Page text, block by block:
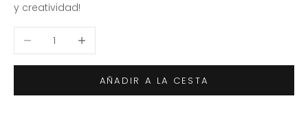
y creatividad!
Reducir cantidadAumentar cantidad
AÑADIR A LA CESTA